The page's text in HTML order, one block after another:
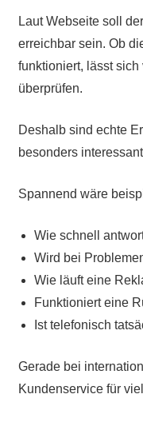
Laut Webseite soll
erreichbar sein. Ob
funktioniert, lässt
überprüfen.
Deshalb sind echte
besonders
Spannend wäre
Wie schnell
Wird bei
Wie läuft eine
Funktioniert eine
Ist telefonisch
Gerade bei
Kundenservice für